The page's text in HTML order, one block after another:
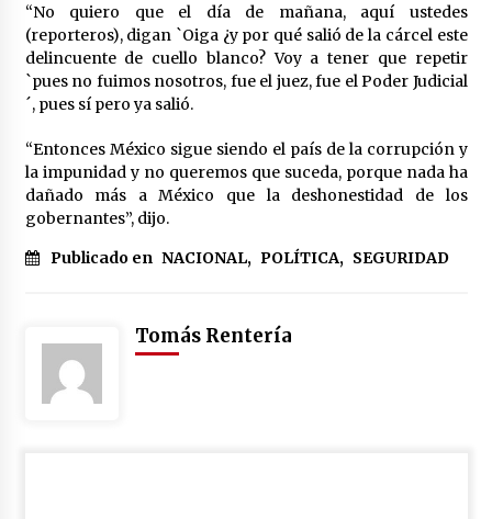
“No quiero que el día de mañana, aquí ustedes
(reporteros), digan `Oiga ¿y por qué salió de la cárcel este
delincuente de cuello blanco? Voy a tener que repetir
`pues no fuimos nosotros, fue el juez, fue el Poder Judicial
´, pues sí pero ya salió.
“Entonces México sigue siendo el país de la corrupción y
la impunidad y no queremos que suceda, porque nada ha
dañado más a México que la deshonestidad de los
gobernantes”, dijo.
Publicado en NACIONAL, POLÍTICA, SEGURIDAD
Tomás Rentería